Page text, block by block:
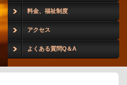
料金、福祉制度
アクセス
よくある質問Q＆A